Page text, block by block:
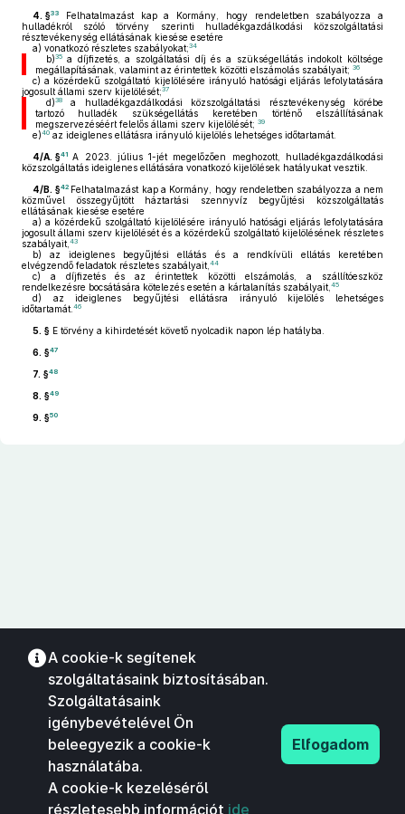
4. §33
Felhatalmazást kap a Kormány, hogy rendeletben szabályozza a
hulladékról szóló törvény szerinti hulladékgazdálkodási közszolgáltatási
résztevékenység ellátásának kiesése esetére
a) vonatkozó részletes szabályokat;34
b)35a díjfizetés, a szolgáltatási díj és a szükségellátás indokolt költsége
megállapításának, valamint az érintettek közötti elszámolás szabályait; 36
c) a közérdekű szolgáltató kijelölésére irányuló hatósági eljárás lefolytatására
jogosult állami szerv kijelölését;37
d)38a hulladékgazdálkodási közszolgáltatási résztevékenység körébe
tartozó hulladék szükségellátás keretében történő elszállításának
megszervezéséért felelős állami szerv kijelölését; 39
e)40 az ideiglenes ellátásra irányuló kijelölés lehetséges időtartamát.
4/A. §41 A 2023. július 1-jét megelőzően meghozott, hulladékgazdálkodási
közszolgáltatás ideiglenes ellátására vonatkozó kijelölések hatályukat vesztik.
4/B. §42 Felhatalmazást kap a Kormány, hogy rendeletben szabályozza a nem
közművel összegyűjtött háztartási szennyvíz begyűjtési közszolgáltatás
ellátásának kiesése esetére
a) a közérdekű szolgáltató kijelölésére irányuló hatósági eljárás lefolytatására
jogosult állami szerv kijelölését és a közérdekű szolgáltató kijelölésének részletes
szabályait, 43
b) az ideiglenes begyűjtési ellátás és a rendkívüli ellátás keretében
elvégzendő feladatok részletes szabályait, 44
c) a díjfizetés és az érintettek közötti elszámolás, a szállítóeszköz
rendelkezésre bocsátására kötelezés esetén a kártalanítás szabályait, 45
d) az ideiglenes begyűjtési ellátásra irányuló kijelölés lehetséges
időtartamát. 46
5. § E törvény a kihirdetését követő nyolcadik napon lép hatályba.
6. §47
7. §48
8. §49
9. §50
A cookie-k segítenek
szolgáltatásaink biztosításában.
Szolgáltatásaink
igénybevételével Ön
beleegyezik a cookie-k
használatába.
A cookie-k kezeléséről
részletesebb információt ide
Elfogadom